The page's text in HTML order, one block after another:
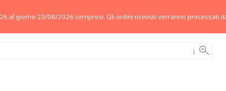
ℹ
al giorno 23/08/2026 compresi. Gli ordini ricevuti verranno processati